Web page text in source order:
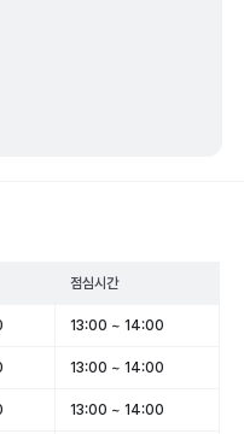
점심시간
13:00 ~ 14:00
13:00 ~ 14:00
13:00 ~ 14:00